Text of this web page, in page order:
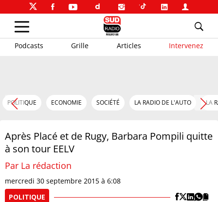
Podcasts Grille Articles Intervenez
POLITIQUE ECONOMIE SOCIÉTÉ LA RADIO DE L'AUTO LA
Après Placé et de Rugy, Barbara Pompili quitte
à son tour EELV
Par La rédaction
mercredi 30 septembre 2015 à 6:08
POLITIQUE